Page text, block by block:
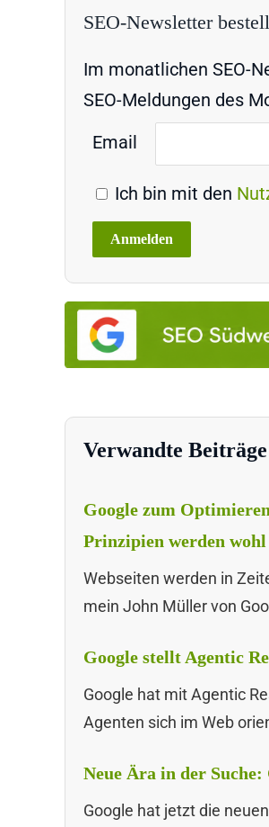
SEO-Newsletter
Im monatlichen SEO-
SEO-Meldungen des
Email
Ich bin mit den
Verwandte Beiträge
Google zum
Prinzipien werden
Webseiten werden in
mein John Müller von
Google stellt Agentic
Google hat mit Agentic
Agenten sich im Web
Neue Ära in der
Google hat jetzt die